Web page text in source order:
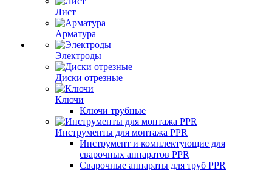
Лист
Арматура
Электроды
Диски отрезные
Ключи
Ключи трубные
Инструменты для монтажа PPR
Инструмент и комплектующие для
сварочных аппаратов PPR
Сварочные аппараты для труб PPR